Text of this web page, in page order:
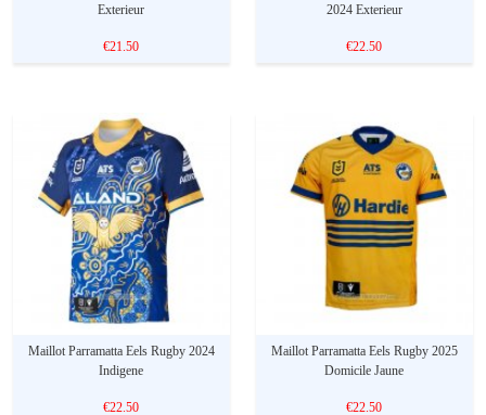
Exterieur
€21.50
2024 Exterieur
€22.50
Maillot Parramatta Eels Rugby 2024
Indigene
€22.50
Maillot Parramatta Eels Rugby 2025
Domicile Jaune
€22.50